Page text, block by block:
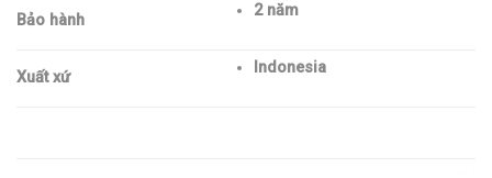
Bảo hành
2 năm
Xuất xứ
Indonesia